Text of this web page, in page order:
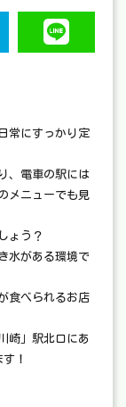
常にすっかり定
、電車の駅には
メニューでも見
ょう？
水がある環境で
食べられるお店
崎」駅北口にあ
！